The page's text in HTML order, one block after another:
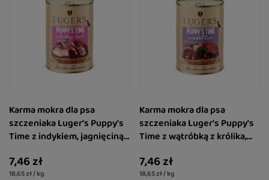
Karma mokra dla psa
szczeniaka Luger's Puppy's
Time z indykiem, jagnięciną i
7,46 zł
18,65 zł / kg
Karma mokra dla psa
szczeniaka Luger's Puppy's
Time z wątróbką z królika,
7,46 zł
18,65 zł / kg